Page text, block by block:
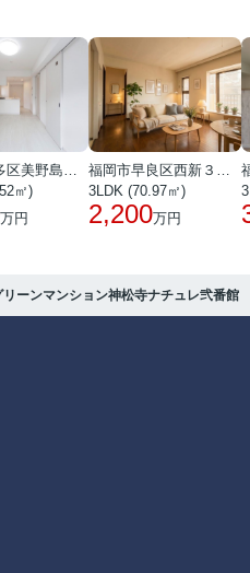
㎡)
万円
3LDK (70.97㎡)
2,200万円
リーンマンション神松寺ナチュレ弐番館